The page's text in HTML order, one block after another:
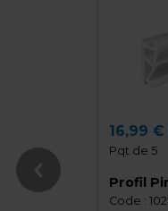
16,99 €
Pqt de 5
Profil
Code :